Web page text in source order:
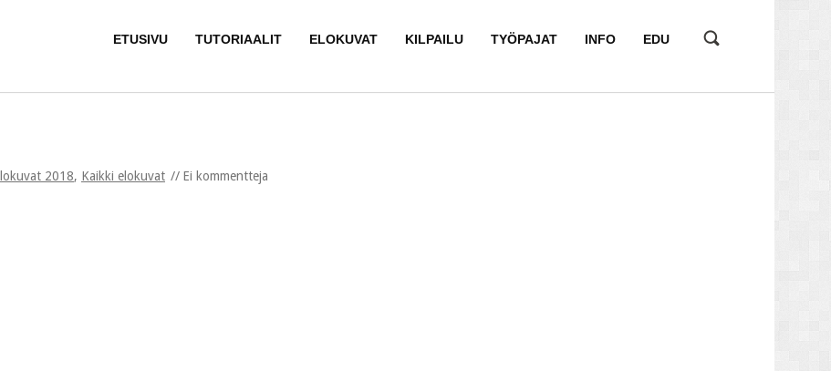
ETUSIVU TUTORIAALIT ELOKUVAT KILPAILU TYÖPAJAT INFO EDU
2018, Kaikki elokuvat Ei kommentteja